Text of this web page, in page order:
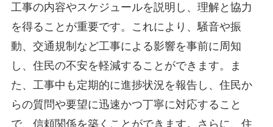
工事の内容やスケジュールを説明し、理解と協力
を得ることが重要です。これにより、騒音や振
動、交通規制など工事による影響を事前に周知
し、住民の不安を軽減することができます。ま
た、工事中も定期的に進捗状況を報告し、住民か
らの質問や要望に迅速かつ丁寧に対応すること
で、信頼関係を築くことができます。さらに、住